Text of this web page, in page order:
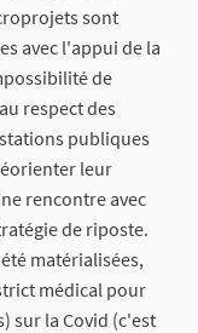
sont
avec l'appui de la
de
respect des
publiques
leur
rencontre avec
de riposte.
matérialisées,
médical pour
sur la Covid (c'est